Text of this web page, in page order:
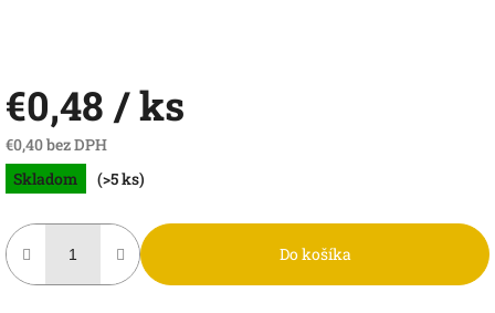
€0,48 / ks
€0,40 bez DPH
Jednotková
cena:
Skladom (>5 ks)
Do košíka